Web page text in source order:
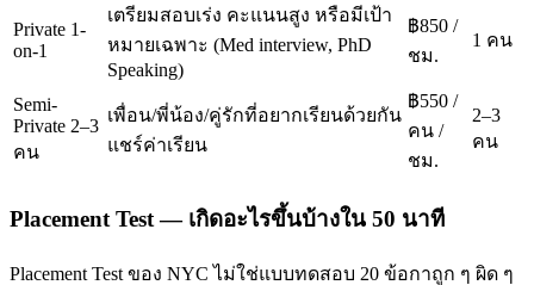
Private 1-
on-1
เตรียมสอบเร่ง คะแนนสูง หรือมีเป้า
หมายเฉพาะ (Med interview, PhD
Speaking)
฿850 /
ชม.
1 คน
Semi-
Private 2–3
คน
เพื่อน/พี่น้อง/คู่รักที่อยากเรียนด้วยกัน
แชร์ค่าเรียน
฿550 /
คน /
ชม.
2–3
คน
Placement Test — เกิดอะไรขึ้นบ้างใน 50 นาที
Placement Test ของ NYC ไม่ใช่แบบทดสอบ 20 ข้อกาถูก ๆ ผิด ๆ